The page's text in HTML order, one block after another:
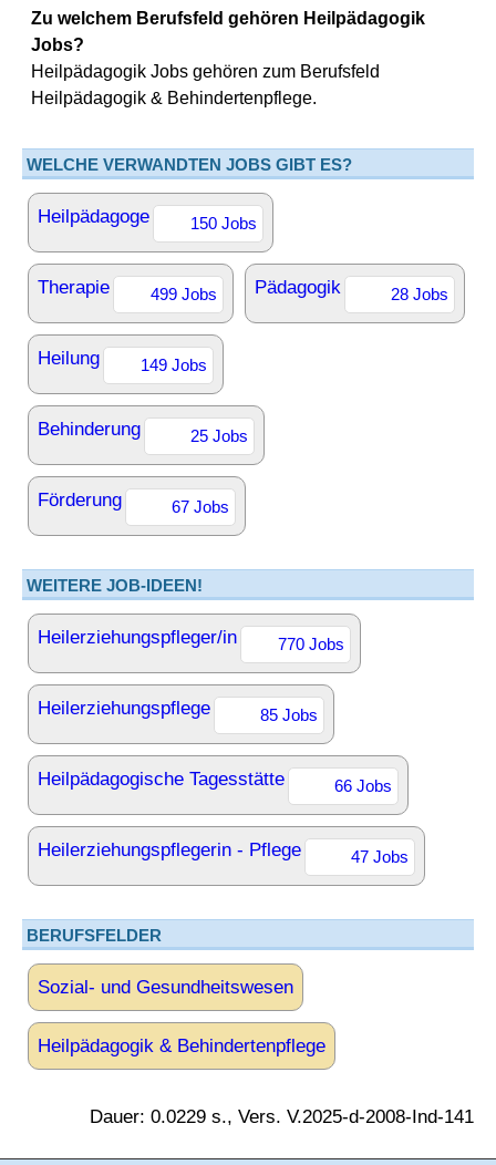
Zu welchem Berufsfeld gehören Heilpädagogik
Jobs?
Heilpädagogik Jobs gehören zum Berufsfeld
Heilpädagogik & Behindertenpflege.
WELCHE VERWANDTEN JOBS GIBT ES?
Heilpädagoge 150 Jobs
Therapie 499 Jobs Pädagogik 28 Jobs
Heilung 149 Jobs
Behinderung 25 Jobs
Förderung 67 Jobs
WEITERE JOB-IDEEN!
Heilerziehungspfleger/in 770 Jobs
Heilerziehungspflege 85 Jobs
Heilpädagogische Tagesstätte 66 Jobs
Heilerziehungspflegerin - Pflege 47 Jobs
BERUFSFELDER
Sozial- und Gesundheitswesen
Heilpädagogik & Behindertenpflege
Dauer: 0.0229 s., Vers. V.2025-d-2008-Ind-141